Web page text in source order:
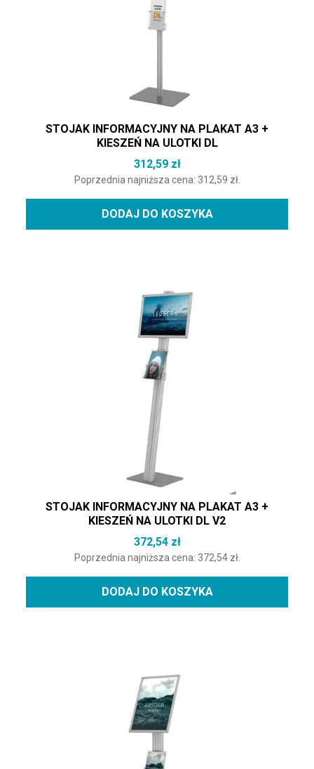
STOJAK INFORMACYJNY NA PLAKAT A3 +
KIESZEŃ NA ULOTKI DL
312,59 zł
Poprzednia najniższa cena: 312,59 zł.
DODAJ DO KOSZYKA
STOJAK INFORMACYJNY NA PLAKAT A3 +
KIESZEŃ NA ULOTKI DL V2
372,54 zł
Poprzednia najniższa cena: 372,54 zł.
DODAJ DO KOSZYKA